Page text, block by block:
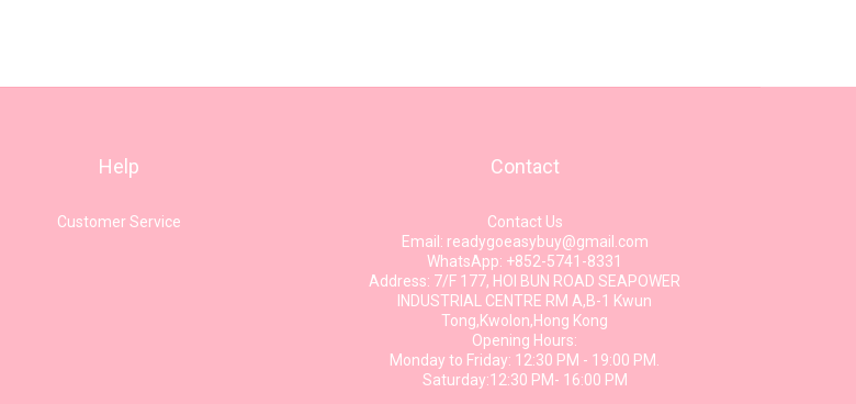
Help
Customer Service
Contact
Contact Us
Email: readygoeasybuy@gmail.com
WhatsApp: +852-5741-8331
Address: 7/F 177, HOI BUN ROAD SEAPOWER
INDUSTRIAL CENTRE RM A,B-1 Kwun
Tong,Kwolon,Hong Kong
Opening Hours:
Monday to Friday: 12:30 PM - 19:00 PM.
Saturday:12:30 PM- 16:00 PM